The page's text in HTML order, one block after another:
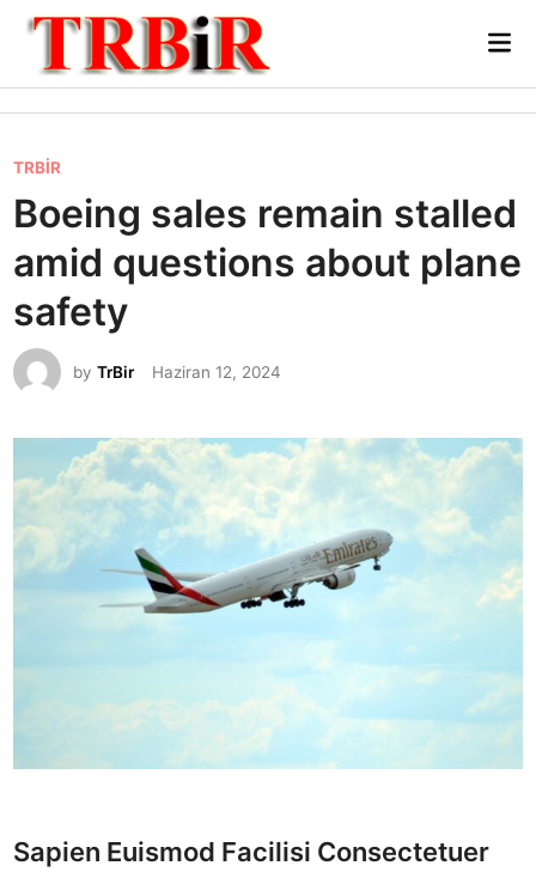
Skip
content
P
o
s
t
e
d
i
TRBİR
Boeing sales remain stalled
amid questions about plane
safety
byTrBir Haziran 12, 2024
Sapien Euismod Facilisi Consectetuer